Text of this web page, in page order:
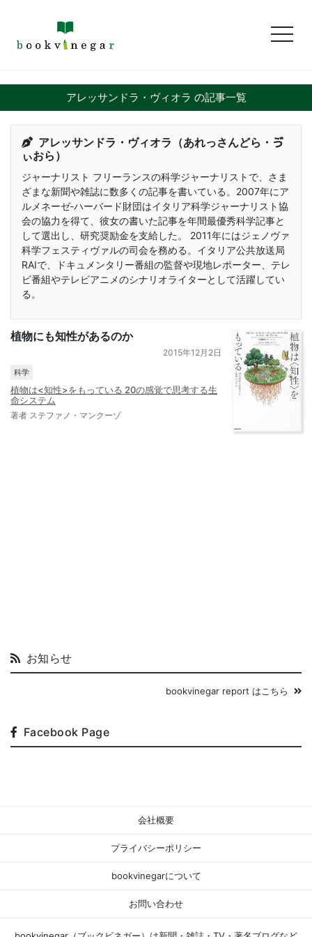
アレッサンドラ・ヴィオラ の記事一覧
アレッサンドラ・ヴィオラ（あれっさんどら・ゔ
ぃおら）
ジャーナリスト フリーランスの科学ジャーナリストで、さま
ざまな新聞や雑誌に数多くの記事を書いている。2007年にア
ルメネーゼ‐ハーバード財団はイタリア科学ジャーナリスト協
会の協力を得て、彼女の書いた記事を年間最優秀科学記事と
して選出し、研究奨励金を支給した。 2011年にはジェノヴァ
科学フェスティヴァルの司会を務める。イタリア公共放送局
RAIで、ドキュメンタリー番組の監督や現地レポーター、テレ
ビ番組やテレビアニメのシナリオライターとして活躍してい
る。
植物にも知性があるのか
2015年12月2日
科学
植物は<知性>をもっている 20の感覚で思考する生
命システム
著者 ステファノ・マンクーゾ
お知らせ
bookvinegar report はこちら
Facebook Page
会社概要
プライバシーポリシー
bookvinegarについて
お問い合わせ